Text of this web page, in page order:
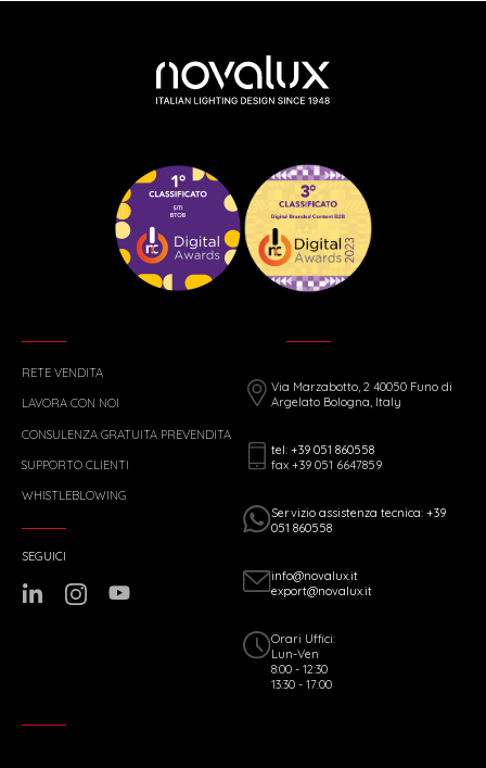
RETE VENDITA
LAVORA CON NOI
CONSULENZA GRATUITA PREVENDITA
SUPPORTO CLIENTI
WHISTLEBLOWING
Via Marzabotto, 2 40050 Funo di
Argelato Bologna, Italy
tel: +39 051 860558
fax +39 051 6647859
Servizio assistenza tecnica: +39
051 860558
info@novalux.it
export@novalux.it
Orari Uffici:
Lun-Ven
8:00 - 12:30
13:30 - 17:00
SEGUICI